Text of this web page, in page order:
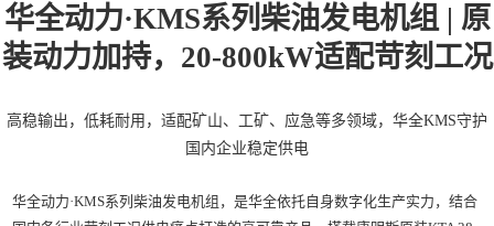
华全动力·KMS系列柴油发电机组 | 原
装动力加持，20-800kW适配苛刻工况
高稳输出，低耗耐用，适配矿山、工矿、应急等多领域，华全KMS守护
国内企业稳定供电
华全动力·KMS系列柴油发电机组，是华全依托自身数字化生产实力，结合